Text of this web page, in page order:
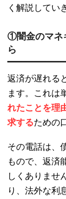
く解説してい
①闇金のマネ
ら
返済が遅れる
ます。これは
れたことを理
求するための
その電話は、
もので、返済
しくありませ
り、法外な利